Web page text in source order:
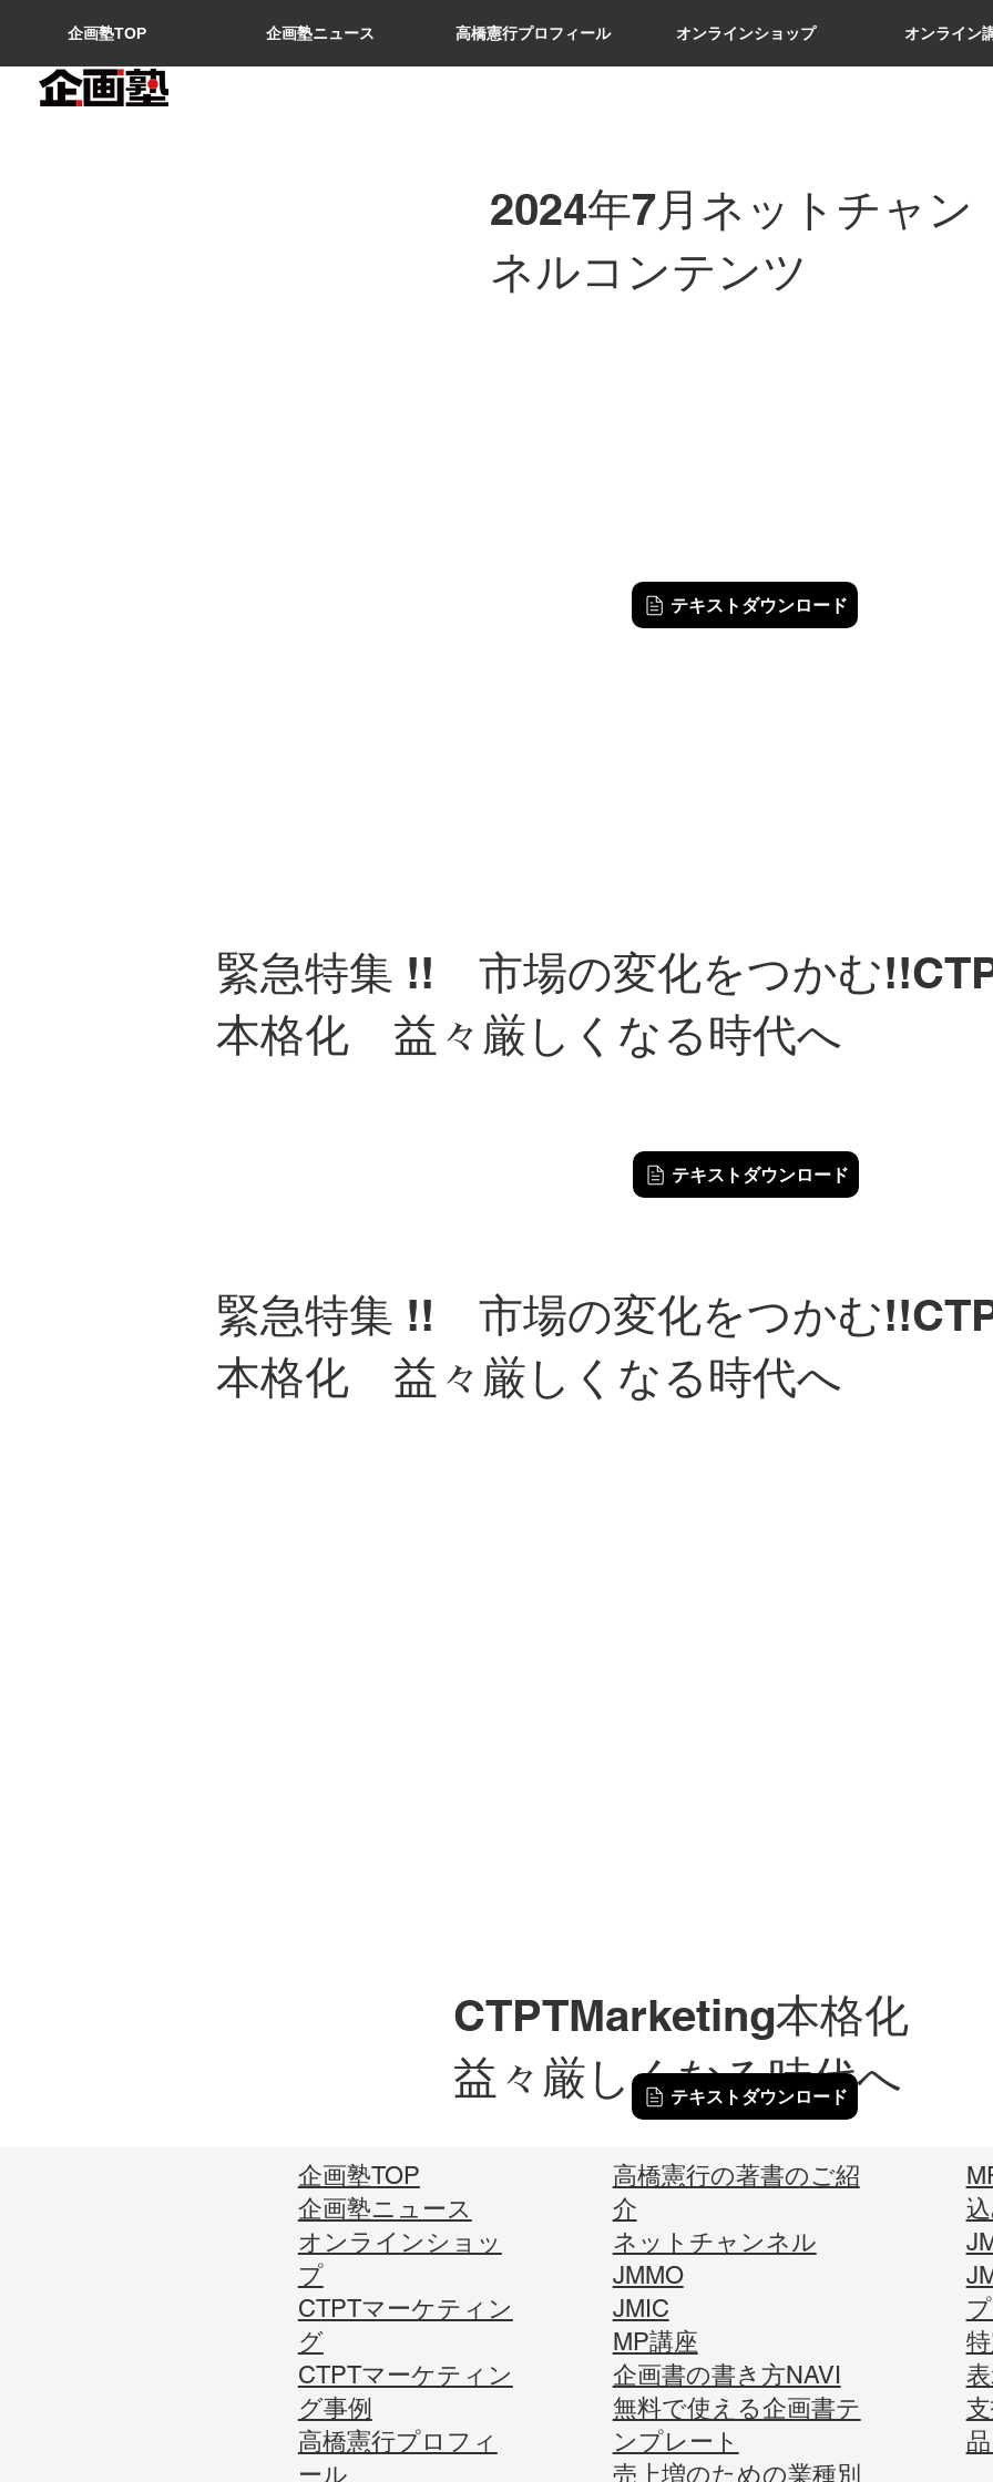
企画塾TOP 企画塾ニュース 高橋憲行プロフィール オンラインショップ オンライン
2024年7月ネットチャン
ネルコンテンツ
テキストダウンロード
緊急特集 !! 市場の変化をつかむ
本格化 益々厳しくなる時代へ
テキストダウンロード
緊急特集 !! 市場の変化をつかむ
本格化 益々厳しくなる時代へ
CTPTMarketing本格化
益々厳しくなる時代へ
テキストダウンロード
企画塾TOP
企画塾ニュース
オンラインショッ
プ
CTPTマーケティン
グ
CTPTマーケティン
グ事例
高橋憲行プロフィ
ール
高橋憲行の著書のご紹
介
ネットチャンネル
JMMO
JMIC
MP講座
企画書の書き方NAVI
無料で使える企画書テ
ンプレート
売上増のための業種別